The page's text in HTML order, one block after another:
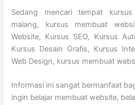
Sedang mencari tempat
malang, kursus membuat
Website, Kursus SEO, Kursus
Kursus Desain Grafis, Kursus
Web Design, kursus membuat
Informasi ini sangat bermanfaat
ingin belajar membuat website,